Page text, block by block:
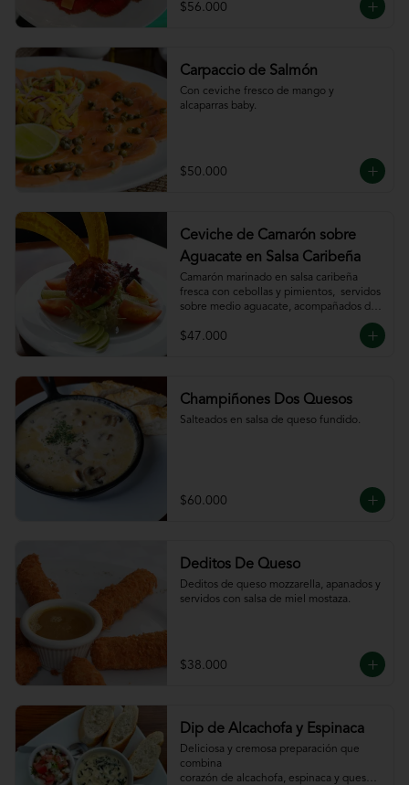
$56.000
Carpaccio de Salmón
Con ceviche fresco de mango y
alcaparras baby.
$50.000
Ceviche de Camarón sobre
Aguacate en Salsa Caribeña
Camarón marinado en salsa caribeña
fresca con cebollas y pimientos,  servidos
sobre medio aguacate, acompañados de
$47.000
Champiñones Dos Quesos
Salteados en salsa de queso fundido.
$60.000
Deditos De Queso
Deditos de queso mozzarella, apanados y
servidos con salsa de miel mostaza.
$38.000
Dip de Alcachofa y Espinaca
Deliciosa y cremosa preparación que
combina
corazón de alcachofa, espinaca y queso,